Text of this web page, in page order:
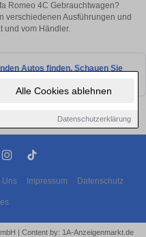
Alle Cookies ablehnen
Datenschutzerklärung
Romeo 4C Gebrauchtwagen?
verschiedenen Ausführungen und
und vom Händler.
Autos finden. Schauen Sie
Uns Impressum Datenschutz
| Content by: 1A-Anzeigenmarkt.de